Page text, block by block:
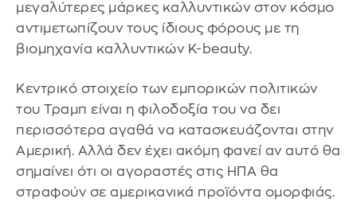
μεγαλύτερες μάρκες καλλυντικών στον κόσμο
αντιμετωπίζουν τους ίδιους φόρους με τη
βιομηχανία καλλυντικών K-beauty.
Κεντρικό στοιχείο των εμπορικών πολιτικών
του Τραμπ είναι η φιλοδοξία του να δει
περισσότερα αγαθά να κατασκευάζονται στην
Αμερική. Αλλά δεν έχει ακόμη φανεί αν αυτό θα
σημαίνει ότι οι αγοραστές στις ΗΠΑ θα
στραφούν σε αμερικανικά προϊόντα ομορφιάς.